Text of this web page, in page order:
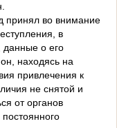
принял во внимание
в
данные о его
находясь на
привлечения к
не снятой и
от органов